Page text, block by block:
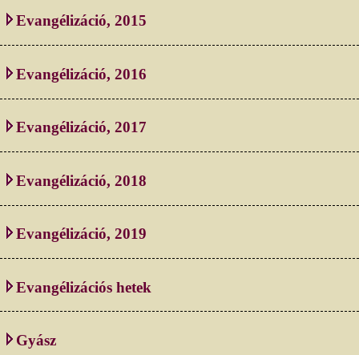
Evangélizáció, 2015
Evangélizáció, 2016
Evangélizáció, 2017
Evangélizáció, 2018
Evangélizáció, 2019
Evangélizációs hetek
Gyász